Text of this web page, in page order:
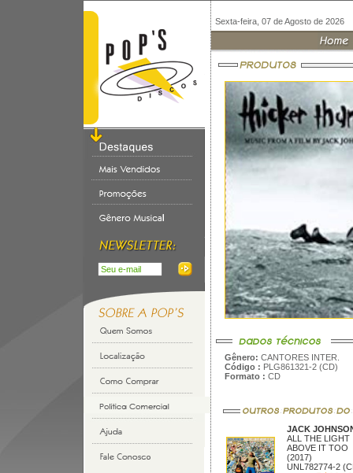
Sexta-feira, 07 de Agosto de 2026
Gênero: CANTORES INTER.
Código : PLG861321-2 (CD)
Formato : CD
JACK
ALL THE LIGHT
ABOVE IT TOO
(2017)
UNL782774-2